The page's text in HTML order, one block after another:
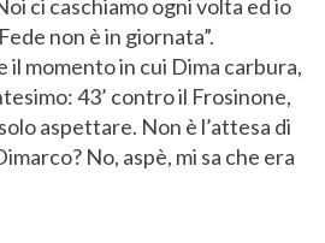
ci caschiamo ogni volta ed io
non è in giornata”.
il momento in cui Dima carbura,
43’ contro il Frosinone,
aspettare. Non è l’attesa di
No, aspè, mi sa che era